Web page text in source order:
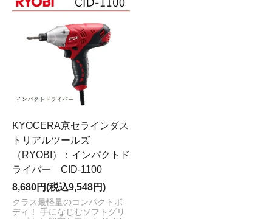
KYOCERA京セラインダス
トリアルツールズ
（RYOBI）：インパクトド
ライバー CID-1100
8,680円(税込9,548円)
クラス最軽量のコンパクトボ
ディ！ 手になじむソフトグリ